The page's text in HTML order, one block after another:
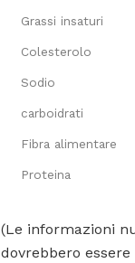
Grassi insaturi
Colesterolo
Sodio
carboidrati
Fibra alimentare
Proteina
(Le informazioni
dovrebbero